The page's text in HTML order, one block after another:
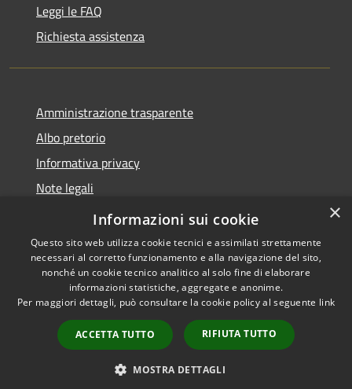
Leggi le FAQ
Richiesta assistenza
Amministrazione trasparente
Albo pretorio
Informativa privacy
Note legali
Dichiarazione di accessibilità
Accessibilità
Copyright © 2026 • Comune di
Longarone • Powered by
Municipium•
Accesso
redazione
×
Informazioni sui cookie
Questo sito web utilizza cookie tecnici e assimilati strettamente
necessari al corretto funzionamento e alla navigazione del sito,
nonché un cookie tecnico analitico al solo fine di elaborare
informazioni statistiche, aggregate e anonime.
Per maggiori dettagli, può consultare la cookie policy al seguente link
ACCETTA TUTTO RIFIUTA TUTTO
MOSTRA DETTAGLI